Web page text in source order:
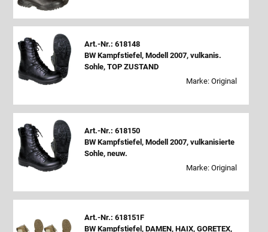
Art.-Nr.: 618148
BW Kampfstiefel, Modell 2007, vulkanis.
Sohle, TOP ZUSTAND
Marke: Original
Art.-Nr.: 618150
BW Kampfstiefel, Modell 2007, vulkanisierte
Sohle, neuw.
Marke: Original
Art.-Nr.: 618151F
BW Kampfstiefel, DAMEN, HAIX, GORETEX,